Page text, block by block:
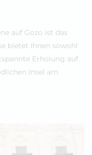
auf Gozo ist das
bietet Ihnen sowohl
Erholung auf
Insel am